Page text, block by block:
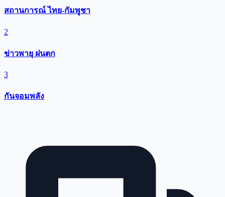
สถานการณ์ ไทย-กัมพูชา
2
ข่าวพายุ ฝนตก
3
กันจอมพลัง